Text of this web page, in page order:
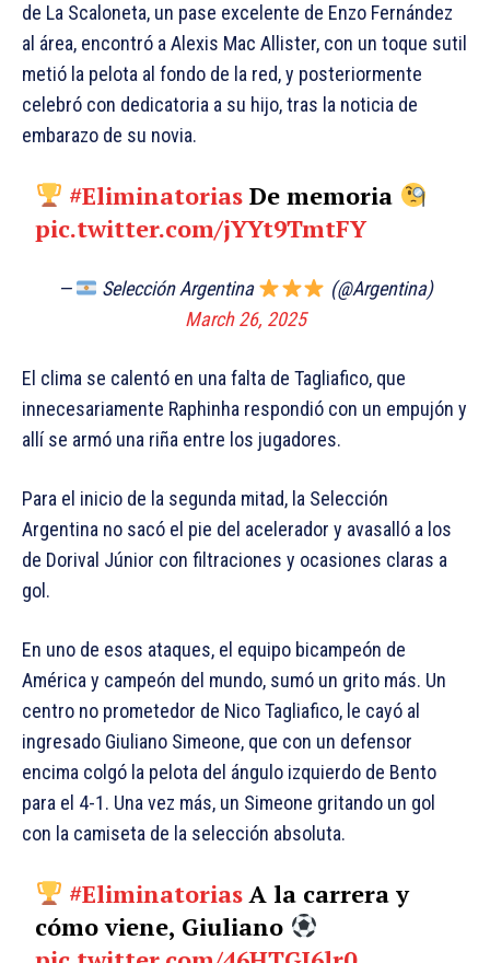
de La Scaloneta, un pase excelente de Enzo Fernández
al área, encontró a Alexis Mac Allister, con un toque sutil
metió la pelota al fondo de la red, y posteriormente
celebró con dedicatoria a su hijo, tras la noticia de
embarazo de su novia.
#Eliminatorias De memoria
pic.twitter.com/jYYt9TmtFY
— Selección Argentina
(@Argentina)
March 26, 2025
El clima se calentó en una falta de Tagliafico, que
innecesariamente Raphinha respondió con un empujón y
allí se armó una riña entre los jugadores.
Para el inicio de la segunda mitad, la Selección
Argentina no sacó el pie del acelerador y avasalló a los
de Dorival Júnior con filtraciones y ocasiones claras a
gol.
En uno de esos ataques, el equipo bicampeón de
América y campeón del mundo, sumó un grito más. Un
centro no prometedor de Nico Tagliafico, le cayó al
ingresado Giuliano Simeone, que con un defensor
encima colgó la pelota del ángulo izquierdo de Bento
para el 4-1. Una vez más, un Simeone gritando un gol
con la camiseta de la selección absoluta.
#EliminatoriasA la carrera y
cómo viene, Giuliano